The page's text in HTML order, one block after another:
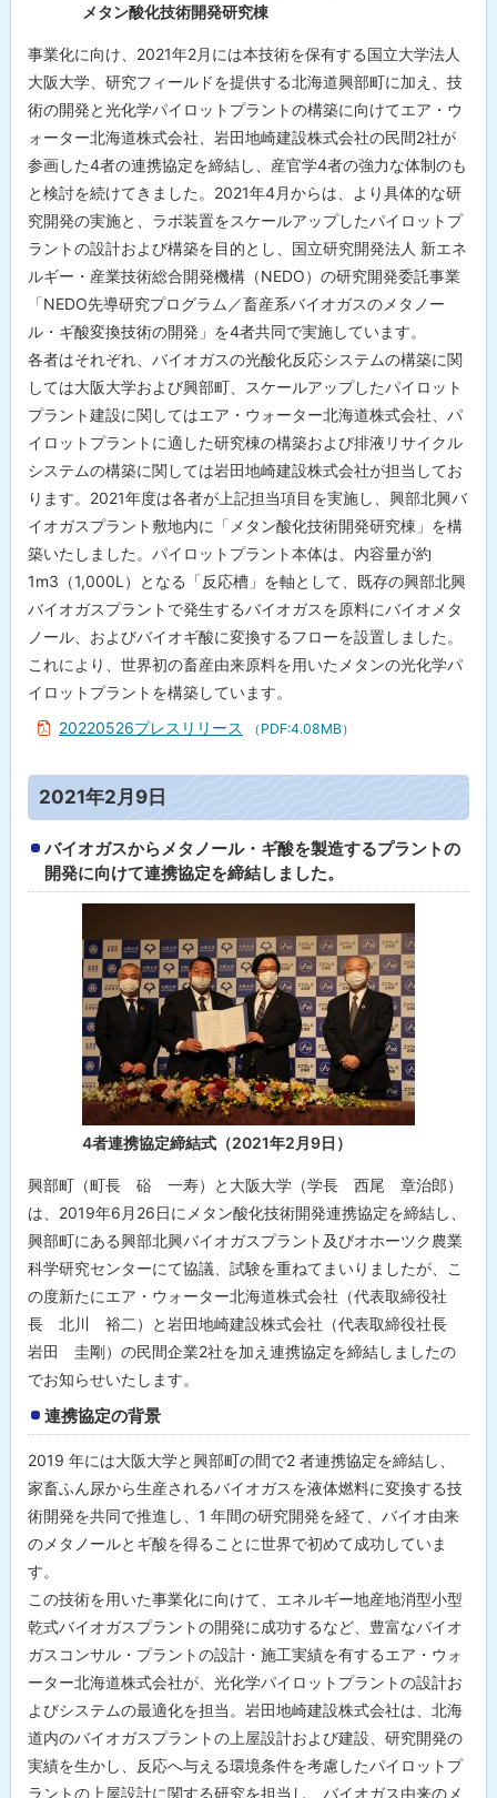
メタン酸化技術開発研究棟
事業化に向け、2021年2月には本技術を保有する国立大学法人
大阪大学、研究フィールドを提供する北海道興部町に加え、技
術の開発と光化学パイロットプラントの構築に向けてエア・ウ
ォーター北海道株式会社、岩田地崎建設株式会社の民間2社が
参画した4者の連携協定を締結し、産官学4者の強力な体制のも
と検討を続けてきました。2021年4月からは、より具体的な研
究開発の実施と、ラボ装置をスケールアップしたパイロットプ
ラントの設計および構築を目的とし、国立研究開発法人 新エネ
ルギー・産業技術総合開発機構（NEDO）の研究開発委託事業
「NEDO先導研究プログラム／畜産系バイオガスのメタノー
ル・ギ酸変換技術の開発」を4者共同で実施しています。
各者はそれぞれ、バイオガスの光酸化反応システムの構築に関
しては大阪大学および興部町、スケールアップしたパイロット
プラント建設に関してはエア・ウォーター北海道株式会社、パ
イロットプラントに適した研究棟の構築および排液リサイクル
システムの構築に関しては岩田地崎建設株式会社が担当してお
ります。2021年度は各者が上記担当項目を実施し、興部北興バ
イオガスプラント敷地内に「メタン酸化技術開発研究棟」を構
築いたしました。パイロットプラント本体は、内容量が約
1m3（1,000L）となる「反応槽」を軸として、既存の興部北興
バイオガスプラントで発生するバイオガスを原料にバイオメタ
ノール、およびバイオギ酸に変換するフローを設置しました。
これにより、世界初の畜産由来原料を用いたメタンの光化学パ
イロットプラントを構築しています。
20220526プレスリリース
（PDF:4.08MB）
ト
ッ
プ
2021年2月9日
バイオガスからメタノール・ギ酸を製造するプラントの
開発に向けて連携協定を締結しました。
4者連携協定締結式（2021年2月9日）
興部町（町長 硲 一寿）と大阪大学（学長 西尾 章治郎）
は、2019年6月26日にメタン酸化技術開発連携協定を締結し、
興部町にある興部北興バイオガスプラント及びオホーツク農業
科学研究センターにて協議、試験を重ねてまいりましたが、こ
の度新たにエア・ウォーター北海道株式会社（代表取締役社
長 北川 裕二）と岩田地崎建設株式会社（代表取締役社長
岩田 圭剛）の民間企業2社を加え連携協定を締結しましたの
でお知らせいたします。
連携協定の背景
2019 年には大阪大学と興部町の間で2 者連携協定を締結し、
家畜ふん尿から生産されるバイオガスを液体燃料に変換する技
術開発を共同で推進し、1 年間の研究開発を経て、バイオ由来
のメタノールとギ酸を得ることに世界で初めて成功していま
す。
この技術を用いた事業化に向けて、エネルギー地産地消型小型
乾式バイオガスプラントの開発に成功するなど、豊富なバイオ
ガスコンサル・プラントの設計・施工実績を有するエア・ウォ
ーター北海道株式会社が、光化学パイロットプラントの設計お
よびシステムの最適化を担当。岩田地崎建設株式会社は、北海
道内のバイオガスプラントの上屋設計および建設、研究開発の
実績を生かし、反応へ与える環境条件を考慮したパイロットプ
ラントの上屋設計に関する研究を担当し、バイオガス由来のメ